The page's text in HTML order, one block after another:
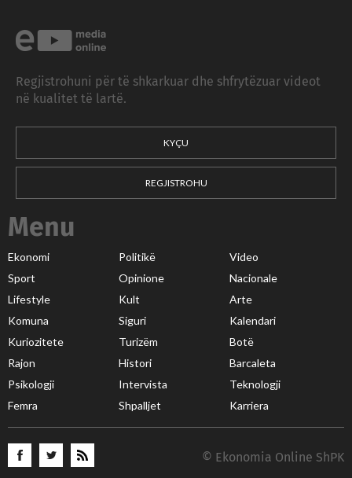
Regjistrohuni për të shkarkuar dhe shfrytëzuar videot
në kualitet të lartë.
KYÇU
REGJISTROHU
Menu
Ekonomi Politikë
Video
Sport
Opinione
Nacionale
Lifestyle
Kult
Arte
Komuna
Siguri
Kalendari
Kuriozitete
Turizëm
Botë
Rajon
Histori
Barcaleta
Psikologji
Intervista
Teknologji
Femra
Shpalljet Karriera
© Ekonomia Online ShPK